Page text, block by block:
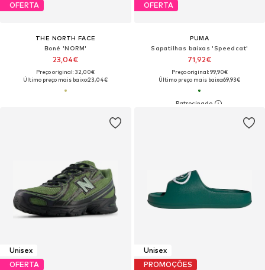
OFERTA
THE NORTH FACE
Boné 'NORM'
23,04€
Preço original: 32,00€
Último preço mais baixo:23,04€
OFERTA
PUMA
Sapatilhas baixas 'Speedcat'
71,92€
Preço original: 99,90€
Último preço mais baixo:69,93€
Unisex
OFERTA
Unisex
PROMOÇÕES